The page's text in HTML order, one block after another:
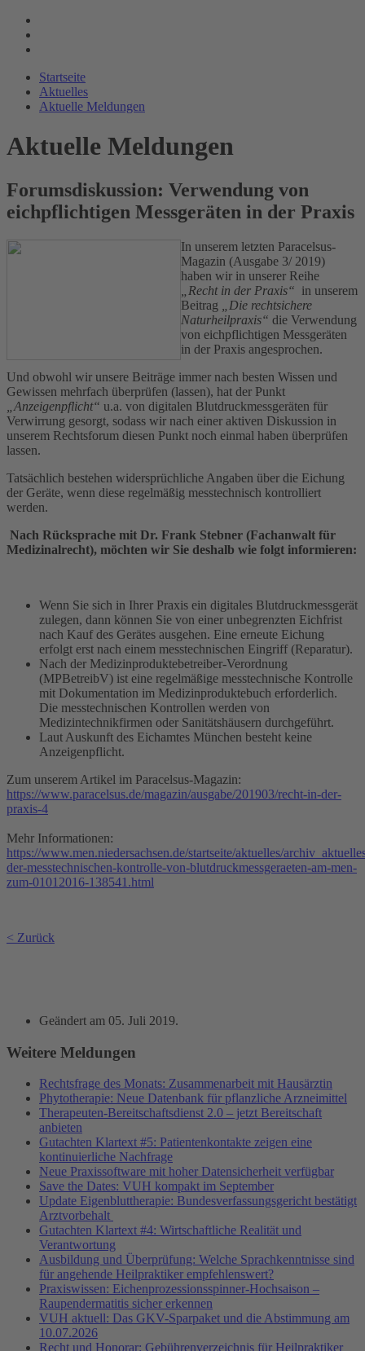
Startseite
Aktuelles
Aktuelle Meldungen
Aktuelle Meldungen
Forumsdiskussion: Verwendung von
eichpflichtigen Messgeräten in der Praxis
In unserem letzten Paracelsus-
Magazin (Ausgabe 3/ 2019)
haben wir in unserer Reihe
„Recht in der Praxis“ in unserem
Beitrag „Die rechtsichere
Naturheilpraxis“ die Verwendung
von eichpflichtigen Messgeräten
in der Praxis angesprochen.
Und obwohl wir unsere Beiträge immer nach besten Wissen und
Gewissen mehrfach überprüfen (lassen), hat der Punkt
„Anzeigenpflicht“ u.a. von digitalen Blutdruckmessgeräten für
Verwirrung gesorgt, sodass wir nach einer aktiven Diskussion in
unserem Rechtsforum diesen Punkt noch einmal haben überprüfen
lassen.
Tatsächlich bestehen widersprüchliche Angaben über die Eichung
der Geräte, wenn diese regelmäßig messtechnisch kontrolliert
werden.
Nach Rücksprache mit Dr. Frank Stebner (Fachanwalt für
Medizinalrecht), möchten wir Sie deshalb wie folgt informieren:
Wenn Sie sich in Ihrer Praxis ein digitales Blutdruckmessgerät
zulegen, dann können Sie von einer unbegrenzten Eichfrist
nach Kauf des Gerätes ausgehen. Eine erneute Eichung
erfolgt erst nach einem messtechnischen Eingriff (Reparatur).
Nach der Medizinproduktebetreiber-Verordnung
(MPBetreibV) ist eine regelmäßige messtechnische Kontrolle
mit Dokumentation im Medizinproduktebuch erforderlich.
Die messtechnischen Kontrollen werden von
Medizintechnikfirmen oder Sanitätshäusern durchgeführt.
Laut Auskunft des Eichamtes München besteht keine
Anzeigenpflicht.
Zum unserem Artikel im Paracelsus-Magazin:
https://www.paracelsus.de/magazin/ausgabe/201903/recht-in-der-
praxis-4
Mehr Informationen:
https://www.men.niedersachsen.de/startseite/aktuelles/
der-messtechnischen-kontrolle-von-blutdruckmessgeraeten-am-men-
zum-01012016-138541.html
< Zurück
Geändert am 05. Juli 2019.
Weitere Meldungen
Rechtsfrage des Monats: Zusammenarbeit mit Hausärztin
Phytotherapie: Neue Datenbank für pflanzliche Arzneimittel
Therapeuten-Bereitschaftsdienst 2.0 – jetzt Bereitschaft
anbieten
Gutachten Klartext #5: Patientenkontakte zeigen eine
kontinuierliche Nachfrage
Neue Praxissoftware mit hoher Datensicherheit verfügbar
Save the Dates: VUH kompakt im September
Update Eigenbluttherapie: Bundesverfassungsgericht bestätigt
Arztvorbehalt
Gutachten Klartext #4: Wirtschaftliche Realität und
Verantwortung
Ausbildung und Überprüfung: Welche Sprachkenntnisse sind
für angehende Heilpraktiker empfehlenswert?
Praxiswissen: Eichenprozessionsspinner-Hochsaison –
Raupendermatitis sicher erkennen
VUH aktuell: Das GKV-Sparpaket und die Abstimmung am
10.07.2026
Recht und Honorar: Gebührenverzeichnis für Heilpraktiker